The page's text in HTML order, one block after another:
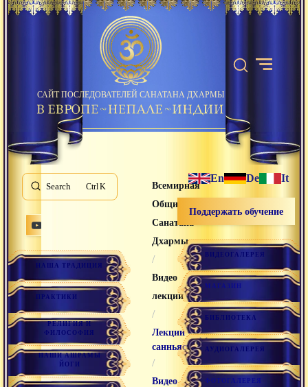
САЙТ ПОСЛЕДОВАТЕЛЕЙ САНАТАНА ДХАРМЫ
Search K
НАША ТРАДИЦИЯ
ПРАКТИКИ
РЕЛИГИЯ И
ФИЛОСОФИЯ
НАШИ АШРАМЫ
ЙОГИ
Всемирная
Община
Санатана
Дхармы
/
Видео
лекции
/
Лекции
санньяси
/
Видео
En De It
Поддержать обучение
ВИДЕОГАЛЕРЕЯ
МАГАЗИН
БИБЛИОТЕКА
АУДИОГАЛЕРЕЯ
ФОТОГАЛЕРЕЯ